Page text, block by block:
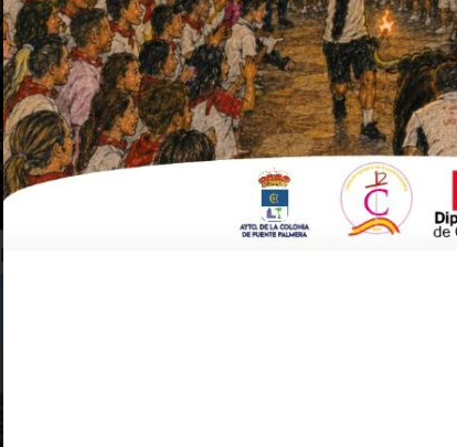
Este proyecto se encuadra en el programa Oleastro